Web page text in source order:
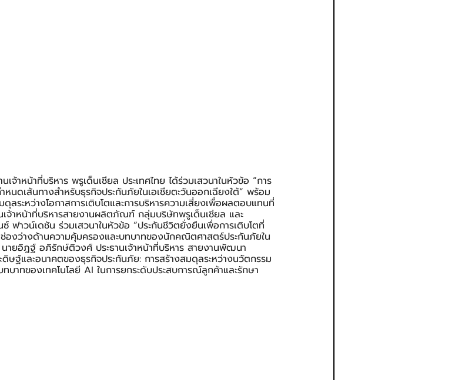
าหน้าที่บริหาร พรูเด็นเชียล ประเทศไทย ได้ร่วมเสวนาในหัวข้อ “การ
นดเส้นทางสำหรับธุรกิจประกันภัยในเอเชียตะวันออกเฉียงใต้” พร้อม
ลระหว่างโอกาสการเติบโตและการบริหารความเสี่ยงเพื่อผลตอบแทนที่
จ้าหน้าที่บริหารสายงานผลิตภัณฑ์ กลุ่มบริษัทพรูเด็นเชียล และ
ฟาวน์เดชัน ร่วมเสวนาในหัวข้อ “ประกันชีวิตยั่งยืนเพื่อการเติบโตที่
งว่างด้านความคุ้มครองและบทบาทของนักคณิตศาสตร์ประกันภัยใน
ายอิฎฐ์ อภิรักษ์ติวงศ์ ประธานเจ้าหน้าที่บริหาร สายงานพัฒนา
ฐ์และอนาคตของธุรกิจประกันภัย: การสร้างสมดุลระหว่างนวัตกรรม
บาทของเทคโนโลยี AI ในการยกระดับประสบการณ์ลูกค้าและรักษา